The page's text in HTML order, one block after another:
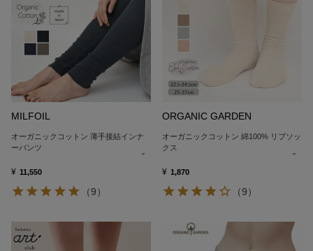
MILFOIL
オーガニックコットン 薄手接結インナ
ーパンツ
¥ 11,550
（9）
ORGANIC GARDEN
オーガニックコットン 綿100% リブソッ
クス
¥ 1,870
（9）